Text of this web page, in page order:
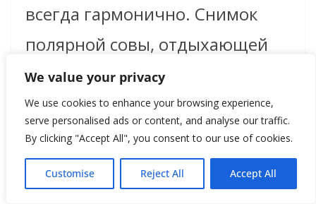
We value your privacy
We use cookies to enhance your browsing experience,
serve personalised ads or content, and analyse our traffic.
By clicking "Accept All", you consent to our use of cookies.
Customise Reject All Accept All
всегда гармонично. Снимок
полярной совы, отдыхающей
на остатках пластиковой бочки,
или тигра, пробирающегося
через заброшенный завод,
говорят громче любых
лозунгов. И при этом выставка